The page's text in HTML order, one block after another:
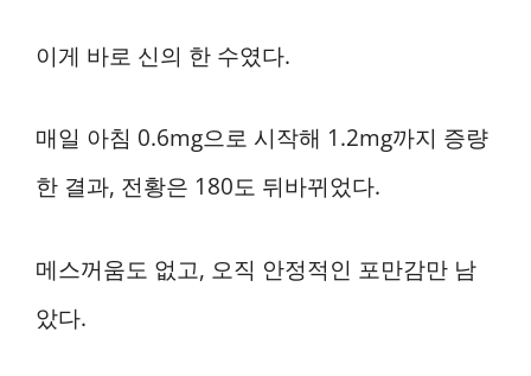
이게 바로 신의 한 수였다.
매일 아침 0.6mg으로 시작해 1.2mg까지 증량
한 결과, 전황은 180도 뒤바뀌었다.
메스꺼움도 없고, 오직 안정적인 포만감만 남
았다.